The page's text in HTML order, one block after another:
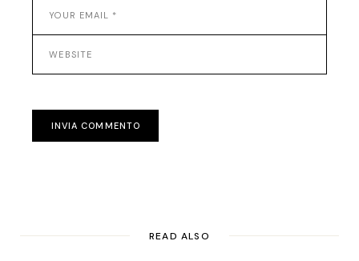
INVIA COMMENTO
READ ALSO